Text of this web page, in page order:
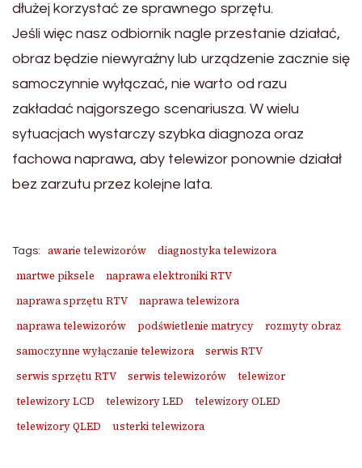
dłużej korzystać ze sprawnego sprzętu.
Jeśli więc nasz odbiornik nagle przestanie działać,
obraz będzie niewyraźny lub urządzenie zacznie się
samoczynnie wyłączać, nie warto od razu
zakładać najgorszego scenariusza. W wielu
sytuacjach wystarczy szybka diagnoza oraz
fachowa naprawa, aby telewizor ponownie działał
bez zarzutu przez kolejne lata.
Tags: awarie telewizorów
diagnostyka telewizora
martwe piksele
naprawa elektroniki RTV
naprawa sprzętu RTV
naprawa telewizora
naprawa telewizorów
podświetlenie matrycy
rozmyty obraz
samoczynne wyłączanie telewizora
serwis RTV
serwis sprzętu RTV
serwis telewizorów
telewizor
telewizory LCD
telewizory LED
telewizory OLED
telewizory QLED
usterki telewizora